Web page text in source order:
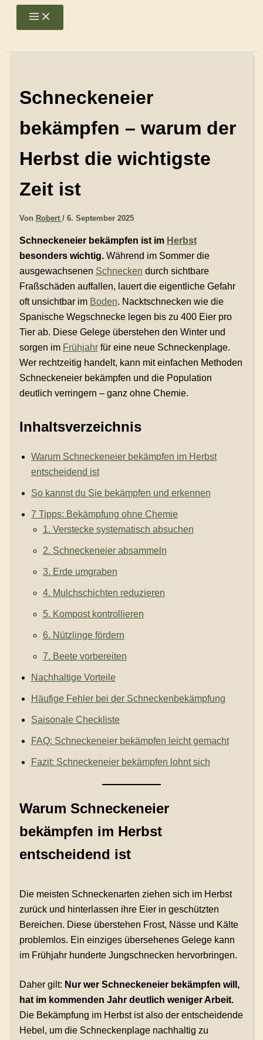
Inhalt
Main
Schneckeneier
bekämpfen – warum der
Herbst die wichtigste
Zeit ist
Von Robert / 6. September 2025
Schneckeneier bekämpfen ist im Herbst
besonders wichtig.Während im Sommer die
ausgewachsenen Schnecken durch sichtbare
Fraßschäden auffallen, lauert die eigentliche Gefahr
oft unsichtbar im Boden. Nacktschnecken wie die
Spanische Wegschnecke legen bis zu 400 Eier pro
Tier ab. Diese Gelege überstehen den Winter und
sorgen im Frühjahrfür eine neue Schneckenplage.
Wer rechtzeitig handelt, kann mit einfachen Methoden
Schneckeneier bekämpfen und die Population
deutlich verringern – ganz ohne Chemie.
Inhaltsverzeichnis
Warum Schneckeneier bekämpfen im Herbst
entscheidend ist
So kannst du Sie bekämpfen und erkennen
7 Tipps: Bekämpfung ohne Chemie
1. Verstecke systematisch absuchen
2. Schneckeneier absammeln
3. Erde umgraben
4. Mulchschichten reduzieren
5. Kompost kontrollieren
6. Nützlinge fördern
7. Beete vorbereiten
Nachhaltige Vorteile
Häufige Fehler bei der Schneckenbekämpfung
Saisonale Checkliste
FAQ: Schneckeneier bekämpfen leicht gemacht
Fazit: Schneckeneier bekämpfen lohnt sich
Warum Schneckeneier
bekämpfen im Herbst
entscheidend ist
Die meisten Schneckenarten ziehen sich im Herbst
zurück und hinterlassen ihre Eier in geschützten
Bereichen. Diese überstehen Frost, Nässe und Kälte
problemlos. Ein einziges übersehenes Gelege kann
im Frühjahr hunderte Jungschnecken hervorbringen.
Daher gilt: Nur wer Schneckeneier bekämpfen will,
hat im kommenden Jahr deutlich weniger Arbeit.
Die Bekämpfung im Herbst ist also der entscheidende
Hebel, um die Schneckenplage nachhaltig zu